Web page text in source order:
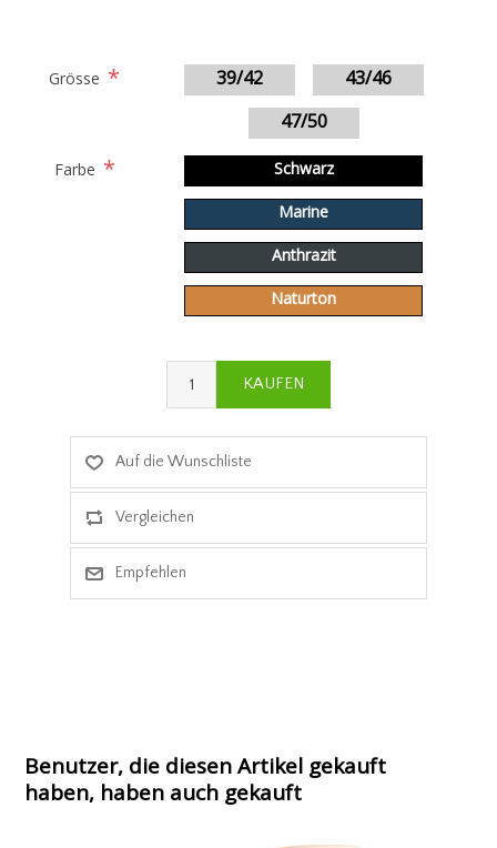
Grösse * 39/42
43/46
47/50
Farbe * Schwarz
Marine
Anthrazit
Naturton
Benutzer, die diesen Artikel gekauft
haben, haben auch gekauft